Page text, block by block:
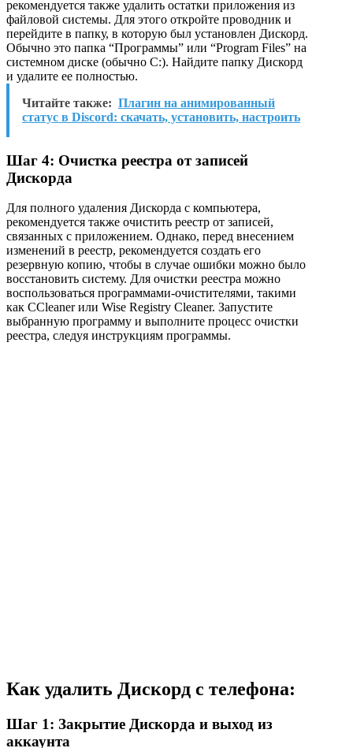
рекомендуется также удалить остатки приложения из
файловой системы. Для этого откройте проводник и
перейдите в папку, в которую был установлен Дискорд.
Обычно это папка “Программы” или “Program Files” на
системном диске (обычно C:). Найдите папку Дискорд
и удалите ее полностью.
Читайте также: Плагин на анимированный
статус в Discord: скачать, установить, настроить
Шаг 4: Очистка реестра от записей
Дискорда
Для полного удаления Дискорда с компьютера,
рекомендуется также очистить реестр от записей,
связанных с приложением. Однако, перед внесением
изменений в реестр, рекомендуется создать его
резервную копию, чтобы в случае ошибки можно было
восстановить систему. Для очистки реестра можно
воспользоваться программами-очистителями, такими
как CCleaner или Wise Registry Cleaner. Запустите
выбранную программу и выполните процесс очистки
реестра, следуя инструкциям программы.
Как удалить Дискорд с телефона:
Шаг 1: Закрытие Дискорда и выход из
аккаунта